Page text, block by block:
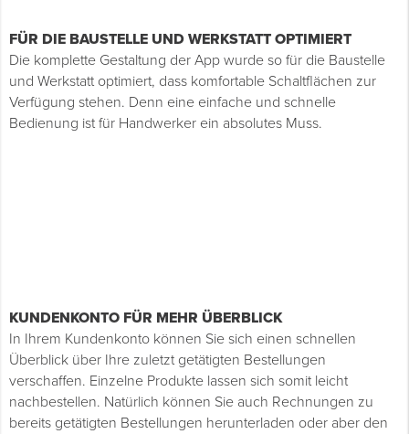
FÜR DIE BAUSTELLE UND WERKSTATT OPTIMIERT
Die komplette Gestaltung der App wurde so für die Baustelle
und Werkstatt optimiert, dass komfortable Schaltflächen zur
Verfügung stehen. Denn eine einfache und schnelle
Bedienung ist für Handwerker ein absolutes Muss.
KUNDENKONTO FÜR MEHR ÜBERBLICK
In Ihrem Kundenkonto können Sie sich einen schnellen
Überblick über Ihre zuletzt getätigten Bestellungen
verschaffen. Einzelne Produkte lassen sich somit leicht
nachbestellen. Natürlich können Sie auch Rechnungen zu
bereits getätigten Bestellungen herunterladen oder aber den